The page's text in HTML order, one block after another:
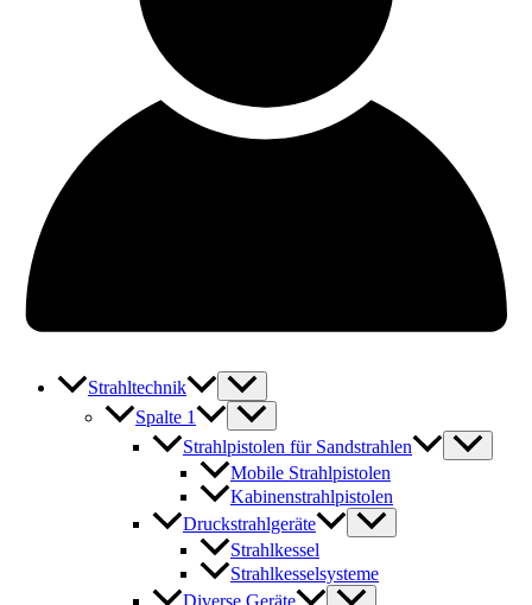
Strahltechnik
Spalte 1
Strahlpistolen für Sandstrahlen
Mobile Strahlpistolen
Kabinenstrahlpistolen
Druckstrahlgeräte
Strahlkessel
Strahlkesselsysteme